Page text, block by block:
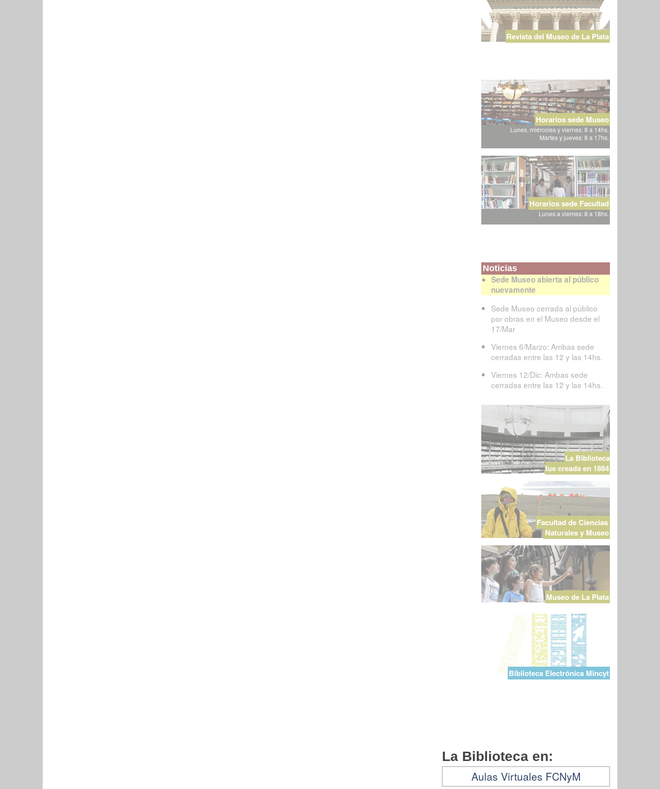
Revista del Museo de La Plata
Horarios sede Museo
Lunes, miércoles y viernes: 8 a 14hs.
Martes y jueves: 8 a 17hs.
Horarios sede Facultad
Lunes a viernes: 8 a 18hs.
Noticias
Sede Museo abierta al público
nuevamente
Sede Museo cerrada al público
por obras en el Museo desde el
17/Mar
Viernes 6/Marzo: Ambas sede
cerradas entre las 12 y las 14hs.
Viernes 12/Dic: Ambas sede
cerradas entre las 12 y las 14hs.
La Biblioteca
fue creada en 1884
Facultad de Ciencias
Naturales y Museo
Museo de La Plata
Biblioteca Electrónica Mincyt
La Biblioteca en:
Aulas Virtuales FCNyM